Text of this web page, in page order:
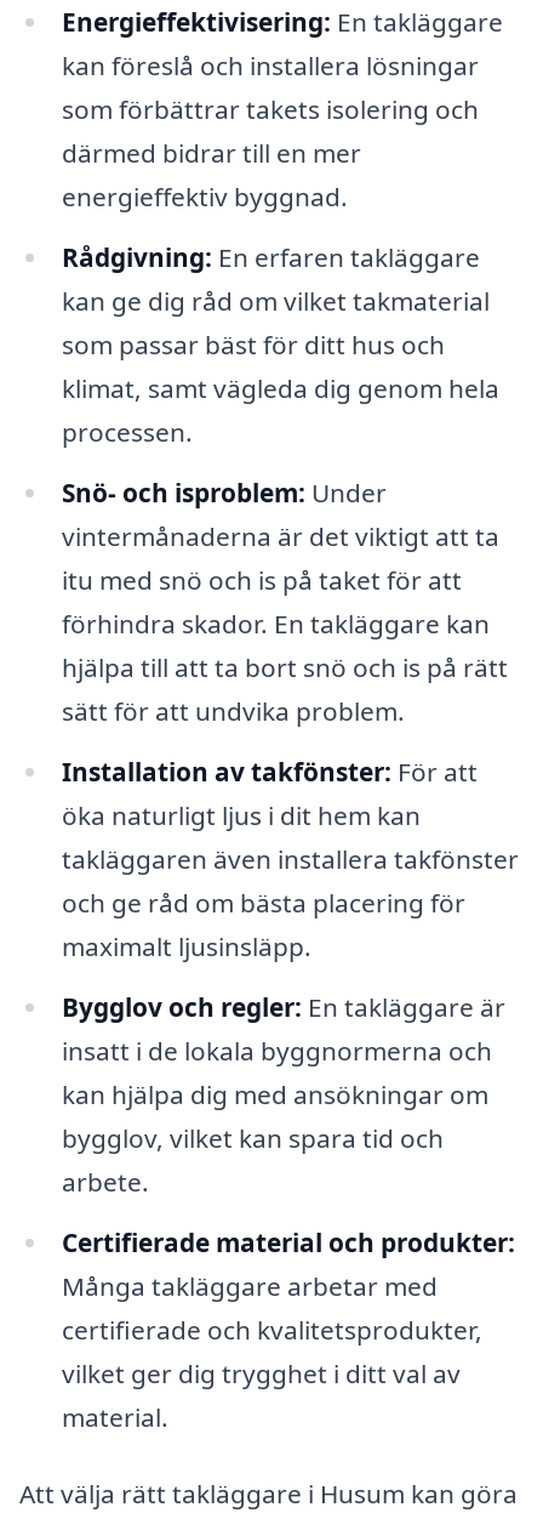
Energieffektivisering: En takläggare
kan föreslå och installera lösningar
som förbättrar takets isolering och
därmed bidrar till en mer
energieffektiv byggnad.
Rådgivning: En erfaren takläggare
kan ge dig råd om vilket takmaterial
som passar bäst för ditt hus och
klimat, samt vägleda dig genom hela
processen.
Snö- och isproblem: Under
vintermånaderna är det viktigt att ta
itu med snö och is på taket för att
förhindra skador. En takläggare kan
hjälpa till att ta bort snö och is på rätt
sätt för att undvika problem.
Installation av takfönster: För att
öka naturligt ljus i dit hem kan
takläggaren även installera takfönster
och ge råd om bästa placering för
maximalt ljusinsläpp.
Bygglov och regler: En takläggare är
insatt i de lokala byggnormerna och
kan hjälpa dig med ansökningar om
bygglov, vilket kan spara tid och
arbete.
Certifierade material och produkter:
Många takläggare arbetar med
certifierade och kvalitetsprodukter,
vilket ger dig trygghet i ditt val av
material.
Att välja rätt takläggare i Husum kan göra